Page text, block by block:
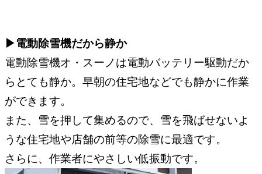
▶︎電動除雪機だから静か
電動除雪機オ・スーノは電動バッテリー駆動だか
らとても静か。早朝の住宅地などでも静かに作業
ができます。
また、雪を押して集めるので、雪を飛ばせないよ
うな住宅地や店舗の前等の除雪に最適です。
さらに、作業者にやさしい低振動です。